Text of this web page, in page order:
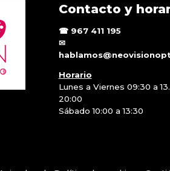
Contacto y
☎ 967 411 195
✉
Horario
Lunes a Viernes 09:30 a
20:00
Sábado 10:00 a 13:30